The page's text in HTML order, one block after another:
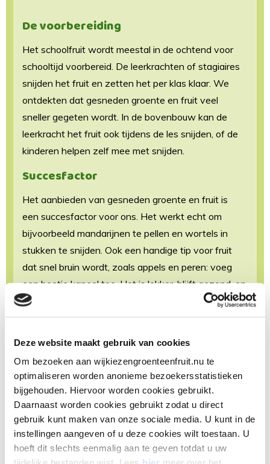
Deze website maakt gebruik van cookies
Om bezoeken aan wijkiezengroenteenfruit.nu te
optimaliseren worden anonieme bezoekersstatistieken
bijgehouden. Hiervoor worden cookies gebruikt.
Daarnaast worden cookies gebruikt zodat u direct
gebruik kunt maken van onze sociale media. U kunt in de
instellingen aangeven of u deze cookies wilt toestaan. U
hoeft dit slechts eenmalig aan te geven totdat u uw
De voorbereiding
Het schoolfruit wordt meestal in de ochtend voor
schooltijd voorbereid. De leerkrachten of stagiaires
snijden het fruit en zetten het per klas klaar. We
ontdekten dat gesneden groente en fruit veel
sneller gegeten wordt. In de bovenbouw kan de
leerkracht het fruit ook tijdens de les snijden, of de
kinderen helpen zelf mee met snijden.
Succesfactor
Het aanbieden van gesneden groente en fruit is
een succesfactor voor ons. Het werkt echt om
bijvoorbeeld mandarijnen te pellen en wortels in
stukken te snijden. Ook een handige tip voor fruit
dat snel bruin wordt, zoals appels en peren: voeg
een beetje kaneel toe. Het is lekker, blijft gezond, en
je ziet het niet als het een beetje bruin is geworden!
Een uitdaging ligt in het aanbieden van onbekende
groente- en fruitsoorten. Het helpt om kinderen aan
hoeven het niet op te eten als ze het niet lekker
vinden. Onbekende fruitsoorten kunnen ook voor
verrassende momenten zorgen: veel kinderen
vonden een kaki heerlijk!